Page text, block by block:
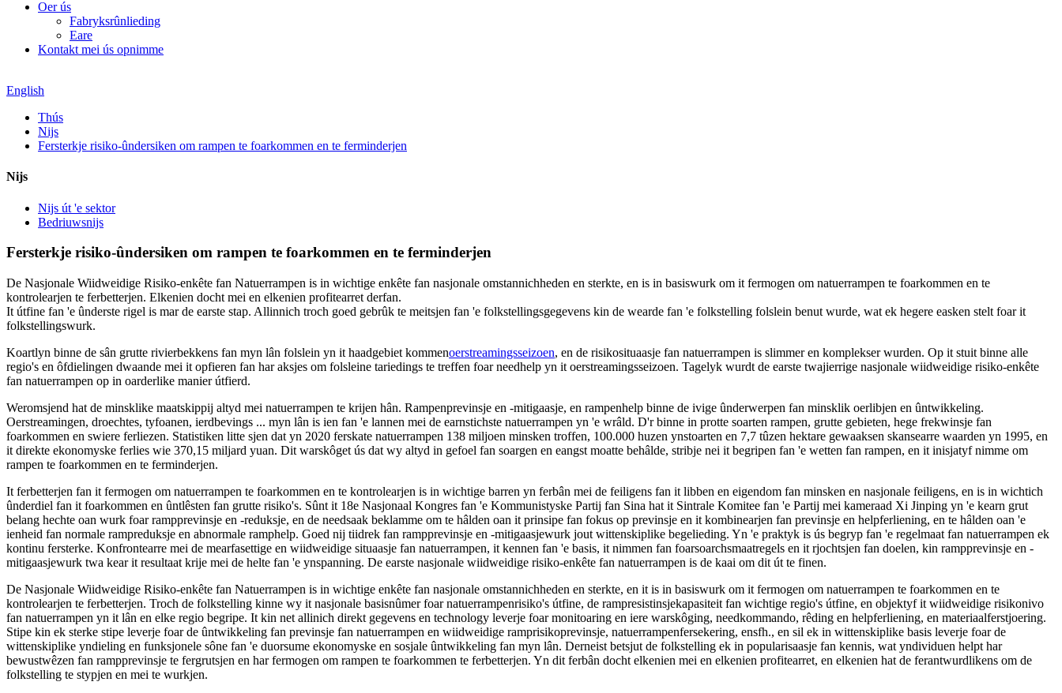
Oer ús
Fabryksrûnlieding
Eare
Kontakt mei ús opnimme
English
Thús
Nijs
Fersterkje risiko-ûndersiken om rampen te foarkommen en te ferminderjen
Nijs
Nijs út 'e sektor
Bedriuwsnijs
Fersterkje risiko-ûndersiken om rampen te foarkommen en te ferminderjen
De Nasjonale Wiidweidige Risiko-enkête fan Natuerrampen is in wichtige enkête fan nasjonale omstannichheden en sterkte, en is in basiswurk om it fermogen om natuerrampen te foarkommen en te
kontrolearjen te ferbetterjen. Elkenien docht mei en elkenien profitearret derfan.
It útfine fan 'e ûnderste rigel is mar de earste stap. Allinnich troch goed gebrûk te meitsjen fan 'e folkstellingsgegevens kin de wearde fan 'e folkstelling folslein benut wurde, wat ek hegere easken stelt foar it
folkstellingswurk.
Koartlyn binne de sân grutte rivierbekkens fan myn lân folslein yn it haadgebiet kommenoerstreamingsseizoen, en de risikosituaasje fan natuerrampen is slimmer en komplekser wurden. Op it stuit binne alle
regio's en ôfdielingen dwaande mei it opfieren fan har aksjes om folsleine tariedings te treffen foar needhelp yn it oerstreamingsseizoen. Tagelyk wurdt de earste twajierrige nasjonale wiidweidige risiko-enkête
fan natuerrampen op in oarderlike manier útfierd.
Weromsjend hat de minsklike maatskippij altyd mei natuerrampen te krijen hân. Rampenprevinsje en -mitigaasje, en rampenhelp binne de ivige ûnderwerpen fan minsklik oerlibjen en ûntwikkeling.
Oerstreamingen, droechtes, tyfoanen, ierdbevings ... myn lân is ien fan 'e lannen mei de earnstichste natuerrampen yn 'e wrâld. D'r binne in protte soarten rampen, grutte gebieten, hege frekwinsje fan
foarkommen en swiere ferliezen. Statistiken litte sjen dat yn 2020 ferskate natuerrampen 138 miljoen minsken troffen, 100.000 huzen ynstoarten en 7,7 tûzen hektare gewaaksen skansearre waarden yn 1995, en
it direkte ekonomyske ferlies wie 370,15 miljard yuan. Dit warskôget ús dat wy altyd in gefoel fan soargen en eangst moatte behâlde, stribje nei it begripen fan 'e wetten fan rampen, en it inisjatyf nimme om
rampen te foarkommen en te ferminderjen.
It ferbetterjen fan it fermogen om natuerrampen te foarkommen en te kontrolearjen is in wichtige barren yn ferbân mei de feiligens fan it libben en eigendom fan minsken en nasjonale feiligens, en is in wichtich
ûnderdiel fan it foarkommen en ûntlêsten fan grutte risiko's. Sûnt it 18e Nasjonaal Kongres fan 'e Kommunistyske Partij fan Sina hat it Sintrale Komitee fan 'e Partij mei kameraad Xi Jinping yn 'e kearn grut
belang hechte oan wurk foar rampprevinsje en -reduksje, en de needsaak beklamme om te hâlden oan it prinsipe fan fokus op previnsje en it kombinearjen fan previnsje en helpferliening, en te hâlden oan 'e
ienheid fan normale rampreduksje en abnormale ramphelp. Goed nij tiidrek fan rampprevinsje en -mitigaasjewurk jout wittenskiplike begelieding. Yn 'e praktyk is ús begryp fan 'e regelmaat fan natuerrampen ek
kontinu fersterke. Konfrontearre mei de mearfasettige en wiidweidige situaasje fan natuerrampen, it kennen fan 'e basis, it nimmen fan foarsoarchsmaatregels en it rjochtsjen fan doelen, kin rampprevinsje en -
mitigaasjewurk twa kear it resultaat krije mei de helte fan 'e ynspanning. De earste nasjonale wiidweidige risiko-enkête fan natuerrampen is de kaai om dit út te finen.
De Nasjonale Wiidweidige Risiko-enkête fan Natuerrampen is in wichtige enkête fan nasjonale omstannichheden en sterkte, en it is in basiswurk om it fermogen om natuerrampen te foarkommen en te
kontrolearjen te ferbetterjen. Troch de folkstelling kinne wy ​​it nasjonale basisnûmer foar natuerrampenrisiko's útfine, de rampresistinsjekapasiteit fan wichtige regio's útfine, en objektyf it wiidweidige risikonivo
fan natuerrampen yn it lân en elke regio begripe. It kin net allinich direkt gegevens en technology leverje foar monitoaring en iere warskôging, needkommando, rêding en helpferliening, en materiaalferstjoering.
Stipe kin ek sterke stipe leverje foar de ûntwikkeling fan previnsje fan natuerrampen en wiidweidige ramprisikoprevinsje, natuerrampenfersekering, ensfh., en sil ek in wittenskiplike basis leverje foar de
wittenskiplike yndieling en funksjonele sône fan 'e duorsume ekonomyske en sosjale ûntwikkeling fan myn lân. Derneist betsjut de folkstelling ek in popularisaasje fan kennis, wat yndividuen helpt har
bewustwêzen fan rampprevinsje te fergrutsjen en har fermogen om rampen te foarkommen te ferbetterjen. Yn dit ferbân docht elkenien mei en elkenien profitearret, en elkenien hat de ferantwurdlikens om de
folkstelling te stypjen en mei te wurkjen.